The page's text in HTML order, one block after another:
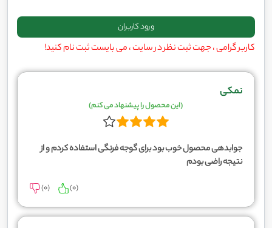
کاربر گرامی ، جهت ثبت نظر در سایت ، می بایست ثبت نام کنید!
نمکی
(این محصول را پیشنهاد می کنم)
جوابدهی محصول خوب بود برای گوجه فرنگی استفاده کردم و از
نتیجه راضی بودم
(
0
) (
0
)